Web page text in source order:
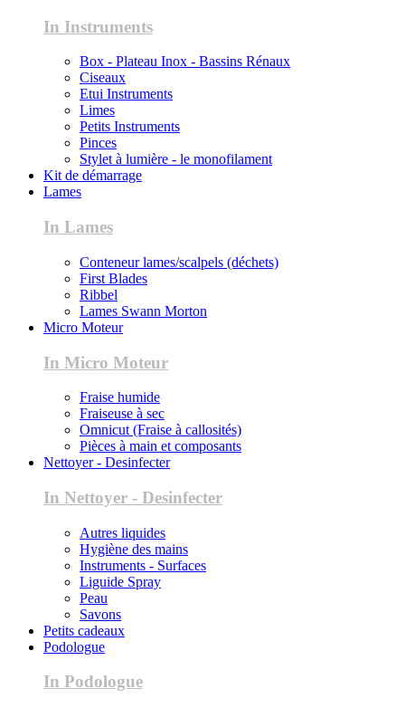
In Instruments
Box - Plateau Inox - Bassins Rénaux
Ciseaux
Etui Instruments
Limes
Petits Instruments
Pinces
Stylet à lumière - le monofilament
Kit de démarrage
Lames
In Lames
Conteneur lames/scalpels (déchets)
First Blades
Ribbel
Lames Swann Morton
Micro Moteur
In Micro Moteur
Fraise humide
Fraiseuse à sec
Omnicut (Fraise à callosités)
Pièces à main et composants
Nettoyer - Desinfecter
In Nettoyer - Desinfecter
Autres liquides
Hygiène des mains
Instruments - Surfaces
Liguide Spray
Peau
Savons
Petits cadeaux
Podologue
In Podologue